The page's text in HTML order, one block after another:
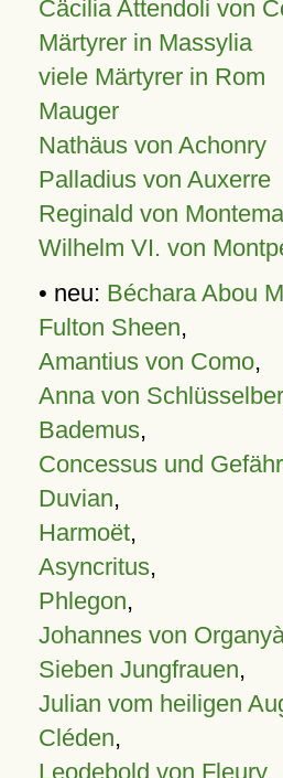
Cäcilia Attendoli von
Märtyrer in Massylia
viele Märtyrer in Rom
Mauger
Nathäus von Achonry
Palladius von Auxerre
Reginald von
Wilhelm VI. von
• neu: Béchara Abou
Fulton Sheen,
Amantius von Como,
Anna von
Bademus,
Concessus und
Duvian,
Harmoët,
Asyncritus,
Phlegon,
Johannes von
Sieben Jungfrauen,
Julian vom heiligen
Cléden,
Leodebold von Fleury,